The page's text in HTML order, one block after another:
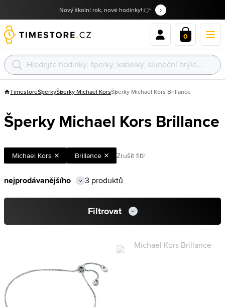
Nový školní rok, nové hodinky! 👉
0
TimestoreŠperkyŠperky Michael KorsŠperky Michael Kors Brillance
Šperky Michael Kors Brillance
Michael Kors Brillance Zrušit filtr
3 produktů
Filtrovat